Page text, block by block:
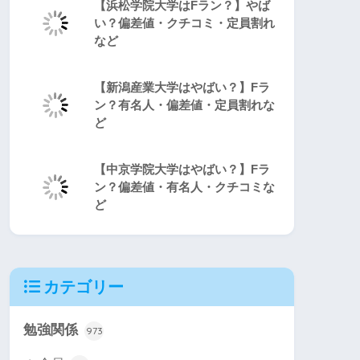
【浜松学院大学はFラン？】やば
い？偏差値・クチコミ・定員割れ
など
【新潟産業大学はやばい？】Fラ
ン？有名人・偏差値・定員割れな
ど
【中京学院大学はやばい？】Fラ
ン？偏差値・有名人・クチコミな
ど
カテゴリー
勉強関係 973